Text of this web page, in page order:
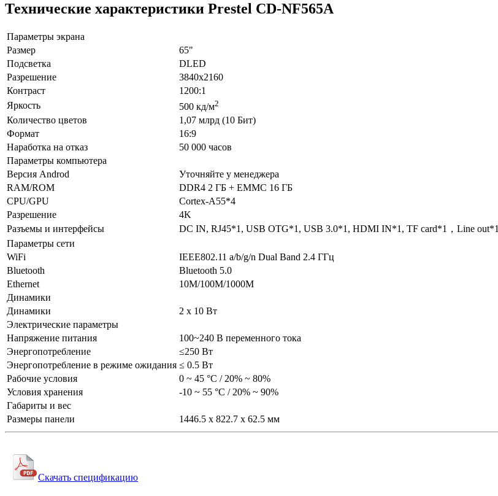
Технические характеристики Prestel CD-NF565A
Параметры экрана
Размер
65"
Подсветка
DLED
Разрешение
3840x2160
Контраст
1200:1
Яркость
500 кд/м2
Количество цветов
1,07 млрд (10 Бит)
Формат
16:9
Наработка на отказ
50 000 часов
Параметры компьютера
Версия Androd
Уточняйте у менеджера
RAM/ROM
DDR4 2 ГБ + EMMC 16 ГБ
CPU/GPU
Cortex-A55*4
Разрешение
4K
Разъемы и интерфейсы
DC IN, RJ45*1, USB OTG*1, USB 3.0*1, HDMI IN*1, TF card*1，Line out*1
Параметры сети
WiFi
IEEE802.11 a/b/g/n Dual Band 2.4 ГГц
Bluetooth
Bluetooth 5.0
Ethernet
10M/100M/1000M
Динамики
Динамики
2 х 10 Вт
Электрические параметры
Напряжение питания
100~240 В переменного тока
Энергопотребление
≤250 Вт
Энергопотребление в режиме ожидания ≤ 0.5 Вт
Рабочие условия
0 ~ 45 °С / 20% ~ 80%
Условия хранения
-10 ~ 55 °С / 20% ~ 90%
Габариты и вес
Размеры панели
1446.5 х 822.7 х 62.5 мм
Скачать спецификацию